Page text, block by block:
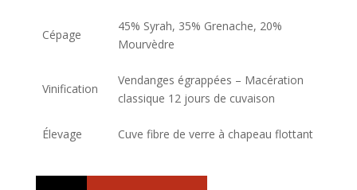
Cépage
45% Syrah, 35% Grenache, 20%
Mourvèdre
Vinification
Vendanges égrappées – Macération
classique 12 jours de cuvaison
Élevage Cuve fibre de verre à chapeau flottant